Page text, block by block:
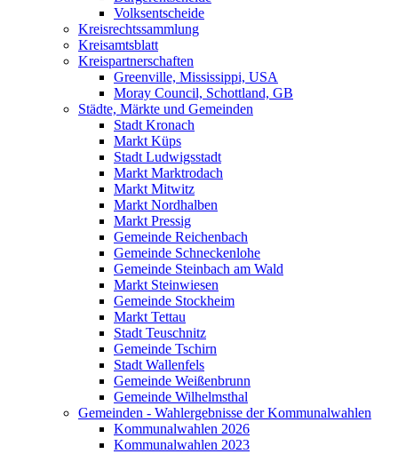
Volksentscheide
Kreisrechtssammlung
Kreisamtsblatt
Kreispartnerschaften
Greenville, Mississippi, USA
Moray Council, Schottland, GB
Städte, Märkte und Gemeinden
Stadt Kronach
Markt Küps
Stadt Ludwigsstadt
Markt Marktrodach
Markt Mitwitz
Markt Nordhalben
Markt Pressig
Gemeinde Reichenbach
Gemeinde Schneckenlohe
Gemeinde Steinbach am Wald
Markt Steinwiesen
Gemeinde Stockheim
Markt Tettau
Stadt Teuschnitz
Gemeinde Tschirn
Stadt Wallenfels
Gemeinde Weißenbrunn
Gemeinde Wilhelmsthal
Gemeinden - Wahlergebnisse der Kommunalwahlen
Kommunalwahlen 2026
Kommunalwahlen 2023